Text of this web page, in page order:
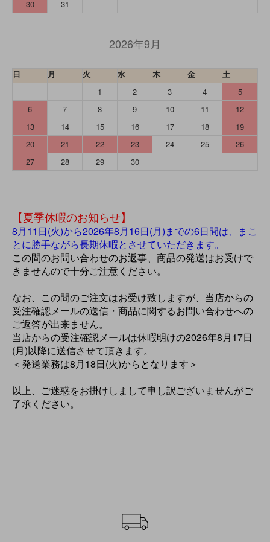
30
31
2026年9月
日 月 火 水 木 金
土
1
2 3 4
5
6
7 8 9 10 11
12
13
14 15 16 17 18
19
20
21 22 23 24 25
26
27
28 29 30
【夏季休暇のお知らせ】
8月11日(火)から2026年8月16日(月)までの6日間は、まこ
とに勝手ながら長期休暇とさせていただきます。
この間のお問い合わせのお返事、商品の発送はお受けで
きませんので十分ご注意ください。
なお、この間のご注文はお受け致しますが、当店からの
受注確認メールの送信・商品に関するお問い合わせへの
ご返答が出来ません。
当店からの受注確認メールは休暇明けの2026年8月17日
(月)以降に送信させて頂きます。
＜発送業務は8月18日(火)からとなります＞
以上、ご迷惑をお掛けしまして申し訳ございませんがご
了承ください。
ショッピングガイド